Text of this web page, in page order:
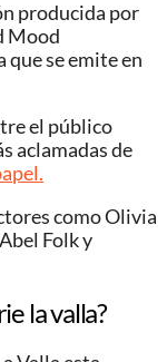
producida por
Mood
se emite en
el público
aclamadas de
como Olivia
Folk y
la valla?